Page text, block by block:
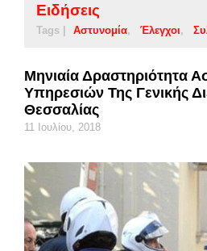
Ειδήσεις
Tags | Αστυνομία Έλεγχοι
Μηνιαία Δραστηριότητα
Υπηρεσιών Της Γενικής
Θεσσαλίας
11 Ιουλίου, 2018